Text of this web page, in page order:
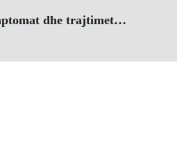
dhe trajtimet…